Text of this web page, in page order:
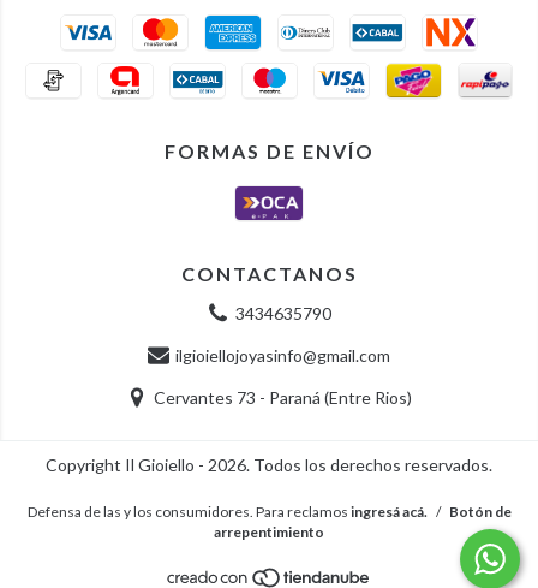
FORMAS DE ENVÍO
CONTACTANOS
3434635790
ilgioiellojoyasinfo@gmail.com
Cervantes 73 - Paraná (Entre Rios)
Copyright Il Gioiello - 2026. Todos los derechos reservados.
Defensa de las y los consumidores. Para reclamos ingresá acá. / Botón de
arrepentimiento